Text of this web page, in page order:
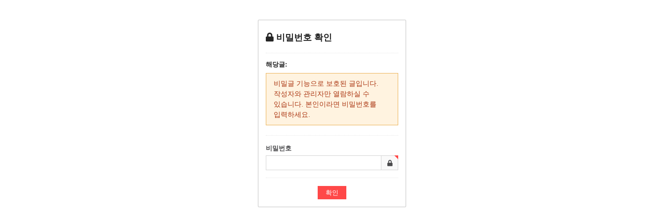
비밀번호 확인
해당글:
비밀글 기능으로 보호된 글입니다.
작성자와 관리자만 열람하실 수
있습니다. 본인이라면 비밀번호를
입력하세요.
비밀번호